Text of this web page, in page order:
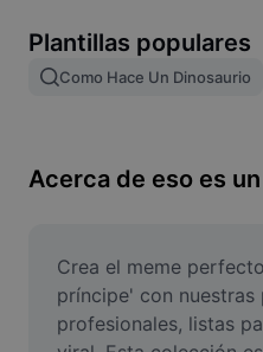
Image merge
Resize Image
Meme Generator
AI Text Remover
Plantillas populares
Como Hace Un Dinosaurio
Acerca de eso es
Crea el meme
príncipe' con
profesionales, listas